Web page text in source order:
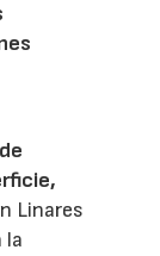
Linares
la